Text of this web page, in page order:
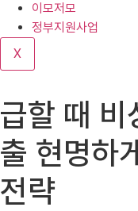
기
이모저모
정부지원사업
X
급할 때 비
출 현명하
전략